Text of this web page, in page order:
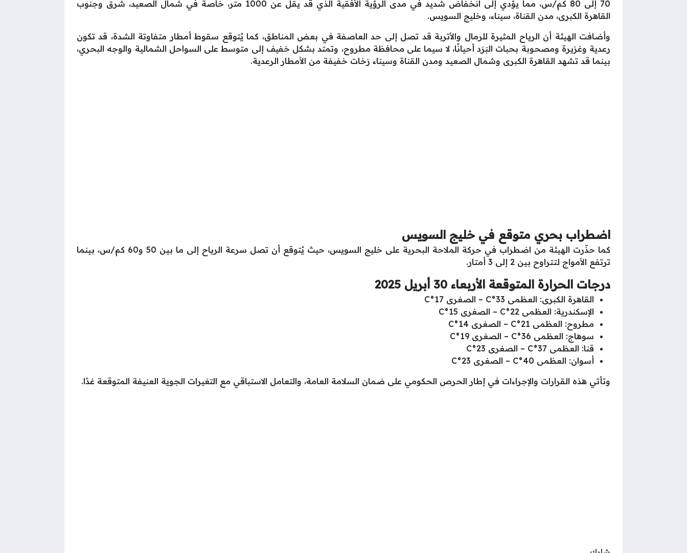
70 إلى 80 كم/س، مما يؤدي إلى انخفاض شديد في مدى الرؤية الأفقية الذي قد يقل عن 1000 متر، خاصة في شمال الصعيد، شرق وجنوب
القاهرة الكبرى، مدن القناة، سيناء، وخليج السويس.
وأضافت الهيئة أن الرياح المثيرة للرمال والأتربة قد تصل إلى حد العاصفة في بعض المناطق، كما يُتوقع سقوط أمطار متفاوتة الشدة، قد تكون
رعدية وغزيرة ومصحوبة بحبات البَرَد أحيانًا، لا سيما على محافظة مطروح، وتمتد بشكل خفيف إلى متوسط على السواحل الشمالية والوجه البحري،
بينما قد تشهد القاهرة الكبرى وشمال الصعيد ومدن القناة وسيناء زخات خفيفة من الأمطار الرعدية.
اضطراب بحري متوقع في خليج السويس
كما حذّرت الهيئة من اضطراب في حركة الملاحة البحرية على خليج السويس، حيث يُتوقع أن تصل سرعة الرياح إلى ما بين 50 و60 كم/س، بينما
ترتفع الأمواج لتتراوح بين 2 إلى 3 أمتار.
درجات الحرارة المتوقعة الأربعاء 30 أبريل 2025
القاهرة الكبرى: العظمى 33°C – الصغرى 17°C
الإسكندرية: العظمى 22°C – الصغرى 15°C
مطروح: العظمى 21°C – الصغرى 14°C
سوهاج: العظمى 36°C – الصغرى 19°C
قنا: العظمى 37°C – الصغرى 23°C
أسوان: العظمى 40°C – الصغرى 23°C
وتأتي هذه القرارات والإجراءات في إطار الحرص الحكومي على ضمان السلامة العامة، والتعامل الاستباقي مع التغيرات الجوية العنيفة المتوقعة غدًا.